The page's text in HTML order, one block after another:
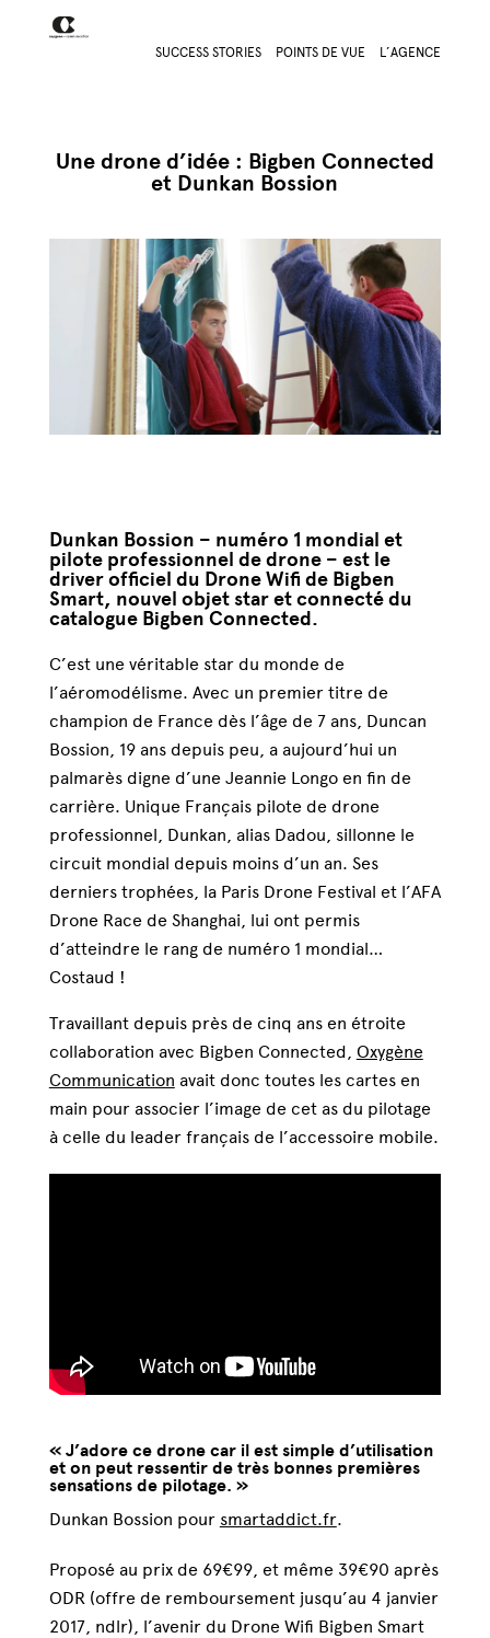
SUCCESS STORIES POINTS DE VUE L’AGENCE
Une drone d’idée : Bigben Connected
et Dunkan Bossion
Dunkan Bossion – numéro 1 mondial et
pilote professionnel de drone – est le
driver officiel du Drone Wifi de Bigben
Smart, nouvel objet star et connecté du
catalogue Bigben Connected.
C’est une véritable star du monde de
l’aéromodélisme. Avec un premier titre de
champion de France dès l’âge de 7 ans, Duncan
Bossion, 19 ans depuis peu, a aujourd’hui un
palmarès digne d’une Jeannie Longo en fin de
carrière. Unique Français pilote de drone
professionnel, Dunkan, alias Dadou, sillonne le
circuit mondial depuis moins d’un an. Ses
derniers trophées, la Paris Drone Festival et l’AFA
Drone Race de Shanghai, lui ont permis
d’atteindre le rang de numéro 1 mondial…
Costaud !
Travaillant depuis près de cinq ans en étroite
collaboration avec Bigben Connected, Oxygène
Communication avait donc toutes les cartes en
main pour associer l’image de cet as du pilotage
à celle du leader français de l’accessoire mobile.
« J’adore ce drone car il est simple d’utilisation
et on peut ressentir de très bonnes premières
sensations de pilotage. »
Dunkan Bossion pour smartaddict.fr.
Proposé au prix de 69€99, et même 39€90 après
ODR (offre de remboursement jusqu’au 4 janvier
2017, ndlr), l’avenir du Drone Wifi Bigben Smart